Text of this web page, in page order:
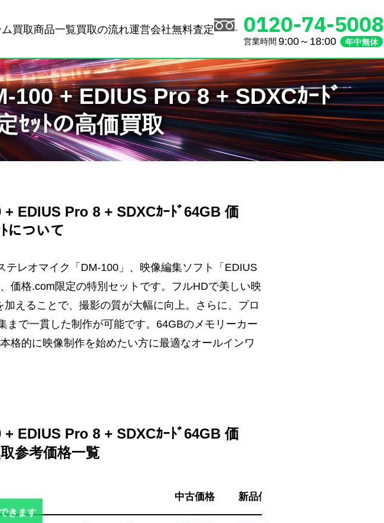
買取商品一覧買取の流れ運営会社無料査定 0120-74-5008
営業時間 9:00～18:00 年中無休
100 + EDIUS Pro 8 + SDXCｶｰﾄﾞ
ｾｯﾄの高価買取
EDIUS Pro 8 + SDXCｶｰﾄﾞ64GB 価
について
レオマイク「DM-100」、映像編集ソフト「EDIUS
価格.com限定の特別セットです。フルHDで美しい映
えることで、撮影の質が大幅に向上。さらに、プロ
で一貫した制作が可能です。64GBのメモリーカー
格的に映像制作を始めたい方に最適なオールインワ
EDIUS Pro 8 + SDXCｶｰﾄﾞ64GB 価
参考価格一覧
中古価格 新品価格
きます